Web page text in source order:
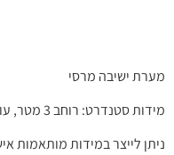
מערת ישיבה מרסי
מידות סטנדרט: רוחב 3 מטר, עומק 75 ס"מ, גובה 90 ס"מ
ניתן לייצר במידות מותאמות